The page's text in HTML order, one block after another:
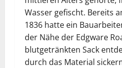
Wasser gefischt. Bereits
1836 hatte ein
der Nähe der Edgware
blutgetränkten Sack
durch das Material